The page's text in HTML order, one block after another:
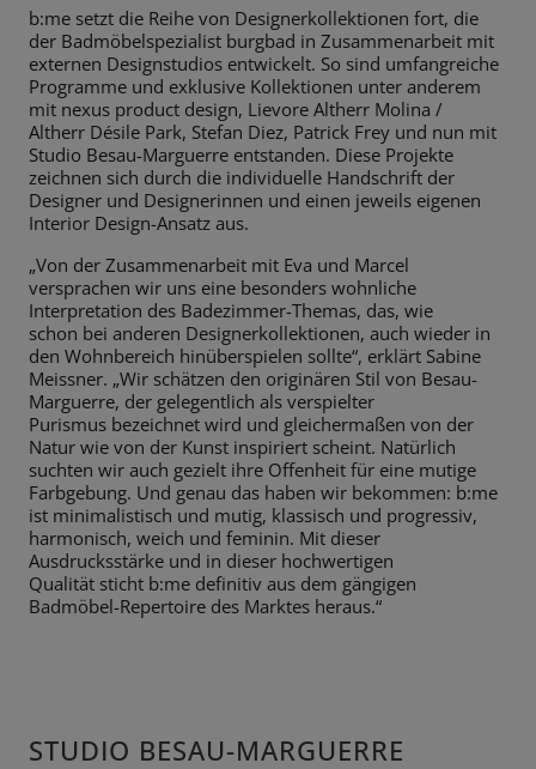
b:me setzt die Reihe von Designerkollektionen fort, die
der Badmöbelspezialist burgbad in Zusammenarbeit mit
externen Designstudios entwickelt. So sind umfangreiche
Programme und exklusive Kollektionen unter anderem
mit nexus product design, Lievore Altherr Molina /
Altherr Désile Park, Stefan Diez, Patrick Frey und nun mit
Studio Besau-Marguerre entstanden. Diese Projekte
zeichnen sich durch die individuelle Handschrift der
Designer und Designerinnen und einen jeweils eigenen
Interior Design-Ansatz aus.
„Von der Zusammenarbeit mit Eva und Marcel
versprachen wir uns eine besonders wohnliche
Interpretation des Badezimmer-Themas, das, wie
schon bei anderen Designerkollektionen, auch wieder in
den Wohnbereich hinüberspielen sollte“, erklärt Sabine
Meissner. „Wir schätzen den originären Stil von Besau-
Marguerre, der gelegentlich als verspielter
Purismus bezeichnet wird und gleichermaßen von der
Natur wie von der Kunst inspiriert scheint. Natürlich
suchten wir auch gezielt ihre Offenheit für eine mutige
Farbgebung. Und genau das haben wir bekommen: b:me
ist minimalistisch und mutig, klassisch und progressiv,
harmonisch, weich und feminin. Mit dieser
Ausdrucksstärke und in dieser hochwertigen
Qualität sticht b:me definitiv aus dem gängigen
Badmöbel-Repertoire des Marktes heraus.“
STUDIO BESAU-MARGUERRE